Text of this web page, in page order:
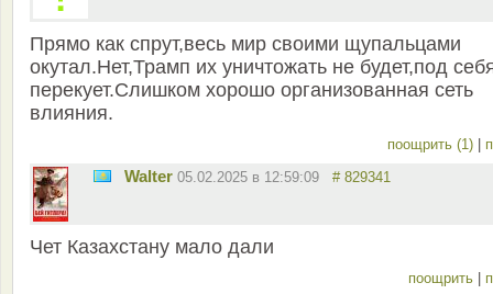
Прямо как спрут,весь мир своими щупальцами
окутал.Нет,Трамп их уничтожать не будет,под
перекует.Слишком хорошо организованная сеть
влияния.
поощрить (1)
Walter 05.02.2025 в 12:59:09 # 829341
Чет Казахстану мало дали
поощрить